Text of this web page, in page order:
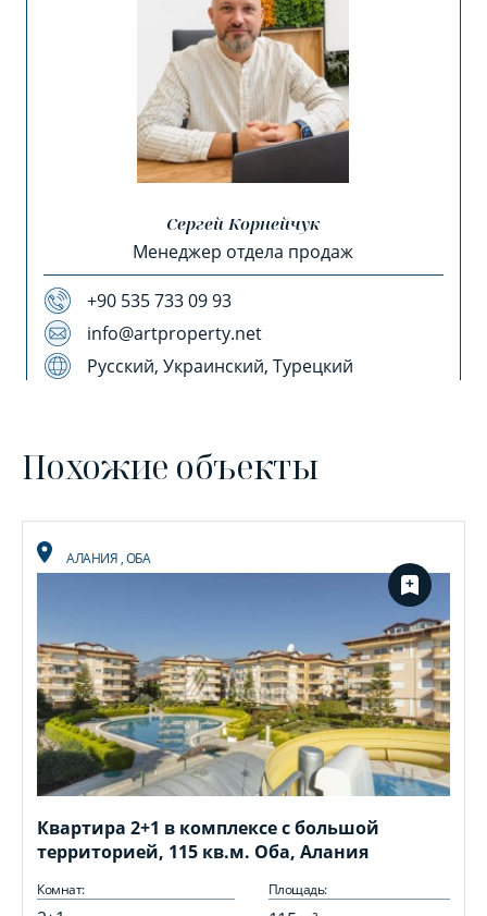
Сергей Корнейчук
Менеджер отдела продаж
+90 535 733 09 93
info@artproperty.net
Русский, Украинский, Турецкий
Похожие объекты
АЛАНИЯ,ОБА
Квартира 2+1 в комплексе с большой
территорией, 115 кв.м. Оба, Алания
Комнат: Площадь: